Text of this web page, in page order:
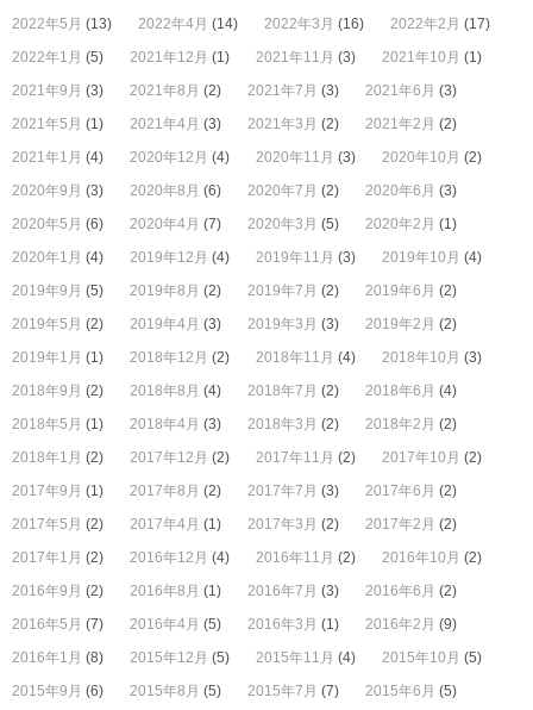
2022年5月 (13) 2022年4月 (14) 2022年3月 (16) 2022年2月 (17)
2022年1月 (5) 2021年12月 (1) 2021年11月 (3) 2021年10月 (1)
2021年9月 (3) 2021年8月 (2) 2021年7月 (3) 2021年6月 (3)
2021年5月 (1) 2021年4月 (3) 2021年3月 (2) 2021年2月 (2)
2021年1月 (4) 2020年12月 (4) 2020年11月 (3) 2020年10月 (2)
2020年9月 (3) 2020年8月 (6) 2020年7月 (2) 2020年6月 (3)
2020年5月 (6) 2020年4月 (7) 2020年3月 (5) 2020年2月 (1)
2020年1月 (4) 2019年12月 (4) 2019年11月 (3) 2019年10月 (4)
2019年9月 (5) 2019年8月 (2) 2019年7月 (2) 2019年6月 (2)
2019年5月 (2) 2019年4月 (3) 2019年3月 (3) 2019年2月 (2)
2019年1月 (1) 2018年12月 (2) 2018年11月 (4) 2018年10月 (3)
2018年9月 (2) 2018年8月 (4) 2018年7月 (2) 2018年6月 (4)
2018年5月 (1) 2018年4月 (3) 2018年3月 (2) 2018年2月 (2)
2018年1月 (2) 2017年12月 (2) 2017年11月 (2) 2017年10月 (2)
2017年9月 (1) 2017年8月 (2) 2017年7月 (3) 2017年6月 (2)
2017年5月 (2) 2017年4月 (1) 2017年3月 (2) 2017年2月 (2)
2017年1月 (2) 2016年12月 (4) 2016年11月 (2) 2016年10月 (2)
2016年9月 (2) 2016年8月 (1) 2016年7月 (3) 2016年6月 (2)
2016年5月 (7) 2016年4月 (5) 2016年3月 (1) 2016年2月 (9)
2016年1月 (8) 2015年12月 (5) 2015年11月 (4) 2015年10月 (5)
2015年9月 (6) 2015年8月 (5) 2015年7月 (7) 2015年6月 (5)